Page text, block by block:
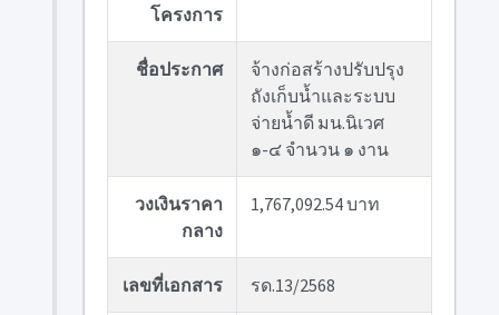
โครงการ
ชื่อประกาศ
จ้างก่อสร้างปรับปรุง
ถังเก็บน้ำและระบบ
จ่ายน้ำดี มน.นิเวศ
๑-๔ จำนวน ๑ งาน
วงเงินราคา
กลาง
1,767,092.54 บาท
เลขที่เอกสาร รด.13/2568